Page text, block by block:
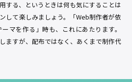
する、というときは何も気にすることは
して楽しみましょう。「Web制作者が依
マを作る」時も、これにあたります。
ますが、配布ではなく、あくまで制作代